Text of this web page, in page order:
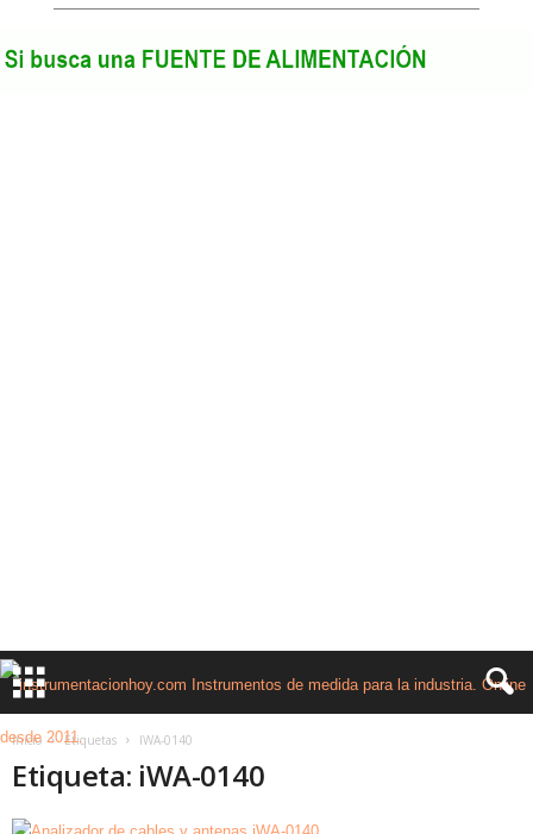
Inicio Etiquetas IWA-0140
Etiqueta: iWA-0140